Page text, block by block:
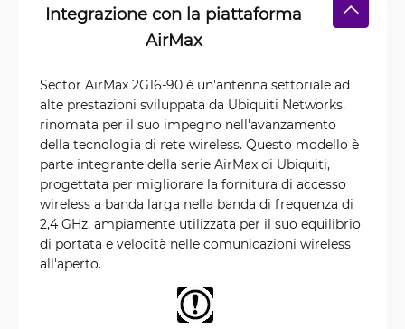
Integrazione con la piattaforma
AirMax
Sector AirMax 2G16-90 è un'antenna settoriale ad
alte prestazioni sviluppata da Ubiquiti Networks,
rinomata per il suo impegno nell'avanzamento
della tecnologia di rete wireless. Questo modello è
parte integrante della serie AirMax di Ubiquiti,
progettata per migliorare la fornitura di accesso
wireless a banda larga nella banda di frequenza di
2,4 GHz, ampiamente utilizzata per il suo equilibrio
di portata e velocità nelle comunicazioni wireless
all'aperto.